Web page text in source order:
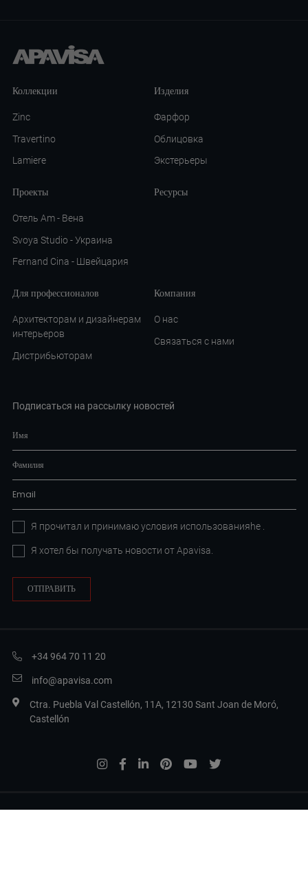
Коллекции
Zinc
Travertino
Lamiere
Изделия
Фарфор
Облицовка
Экстерьеры
Проекты
Отель Am - Вена
Svoya Studio - Украина
Fernand Cina - Швейцария
Ресурсы
Для профессионалов
Архитекторам и дизайнерам
интерьеров
Дистрибьюторам
Компания
О нас
Связаться с нами
Подписаться на рассылку новостей
Я прочитал и принимаю условия использованияhe
Я хотел бы получать новости от Apavisa.
+34 964 70 11 20
info@apavisa.com
Ctra. Puebla Val Castellón, 11A, 12130 Sant Joan de Moró,
Castellón